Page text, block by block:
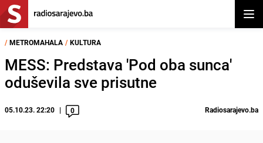
/ METROMAHALA / KULTURA
MESS: Predstava 'Pod oba sunca'
oduševila sve prisutne
05.10.23. 22:20 0 Radiosarajevo.ba